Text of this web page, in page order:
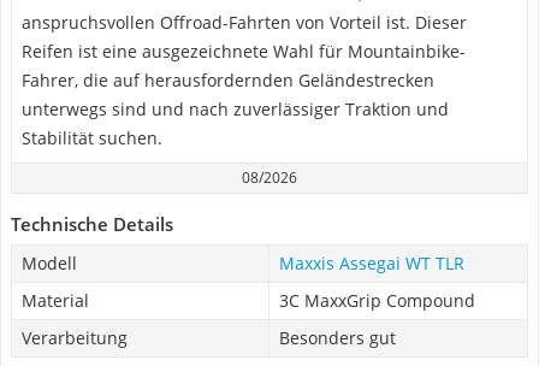
anspruchsvollen Offroad-Fahrten von Vorteil ist. Dieser
Reifen ist eine ausgezeichnete Wahl für Mountainbike-
Fahrer, die auf herausfordernden Geländestrecken
unterwegs sind und nach zuverlässiger Traktion und
Stabilität suchen.
08/2026
Technische Details
Modell
Maxxis Assegai WT TLR
Material
3C MaxxGrip Compound
Verarbeitung
Besonders gut